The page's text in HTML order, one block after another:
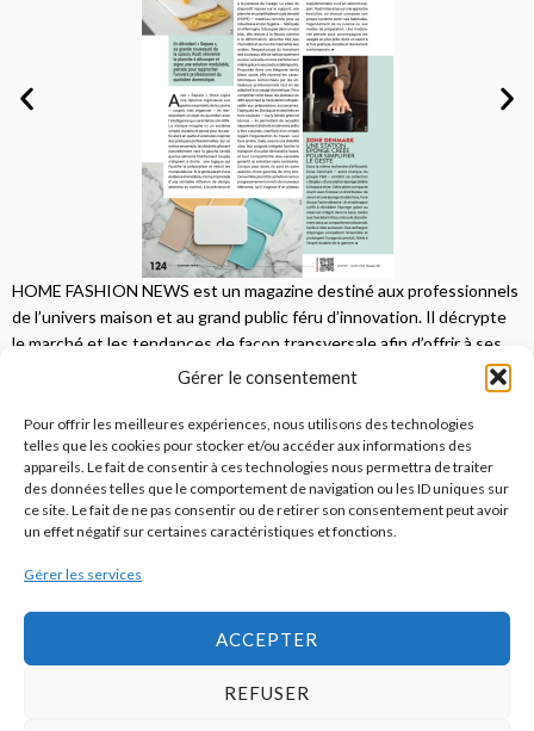
Gérer le consentement
Pour offrir les meilleures expériences, nous utilisons des technologies
telles que les cookies pour stocker et/ou accéder aux informations des
appareils. Le fait de consentir à ces technologies nous permettra de traiter
des données telles que le comportement de navigation ou les ID uniques sur
ce site. Le fait de ne pas consentir ou de retirer son consentement peut avoir
un effet négatif sur certaines caractéristiques et fonctions.
Gérer les services
ACCEPTER
REFUSER
HOME FASHION NEWS est un magazine destiné aux professionnels
de l’univers maison et au grand public féru d’innovation. Il décrypte
le marché et les tendances de façon transversale afin d’offrir à ses
lecteurs une vision complète.
JE M'ABONNE
© 2026Home Fashion News